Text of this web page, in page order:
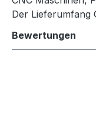
Der Lieferumfang
Bewertungen